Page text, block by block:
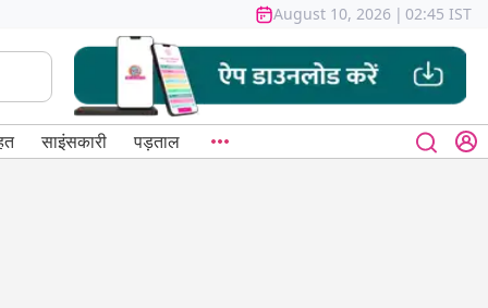
August 10, 2026 | 02:45 IST
साइंसकारी पड़ताल